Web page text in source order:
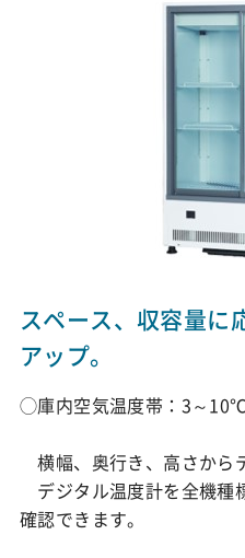
スペース、収容量に
アップ。
◯庫内空気温度帯：3～10℃
横幅、奥行き、高さから
デジタル温度計を全機種
確認できます。